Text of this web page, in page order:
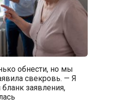
обнести, но мы
свекровь. — Я
заявления,